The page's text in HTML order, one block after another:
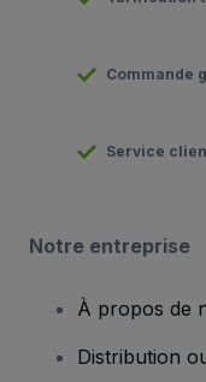
Commande
Service
Notre entreprise
À propos de
Distribution